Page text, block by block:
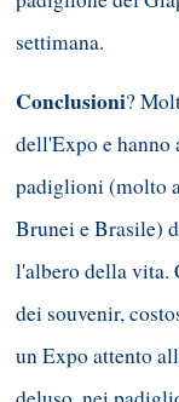
settimana.
Conclusioni?
dell'Expo e
padiglioni (molto
Brunei e Brasile)
l'albero della vita.
dei souvenir,
un Expo attento